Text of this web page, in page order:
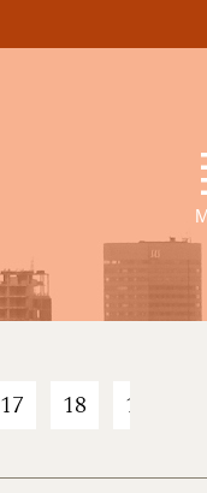
17 18 19